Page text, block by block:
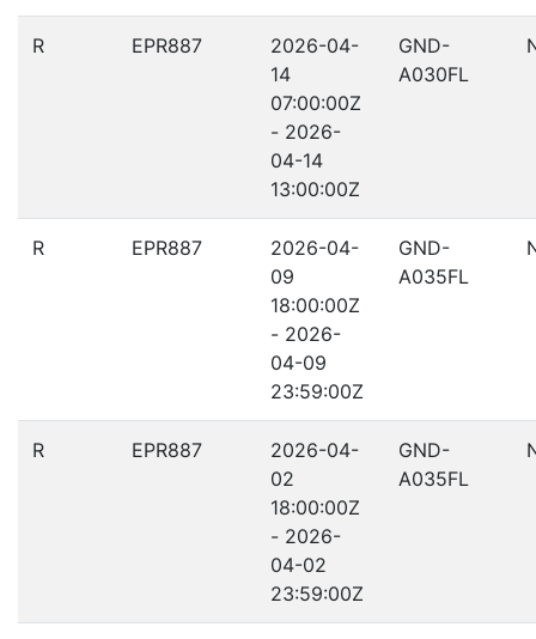
R EPR887
2026-04-
14
07:00:00Z
- 2026-
04-14
13:00:00Z
GND-
A030FL
R EPR887
2026-04-
09
18:00:00Z
- 2026-
04-09
23:59:00Z
GND-
A035FL
R EPR887
2026-04-
02
18:00:00Z
- 2026-
04-02
23:59:00Z
GND-
A035FL